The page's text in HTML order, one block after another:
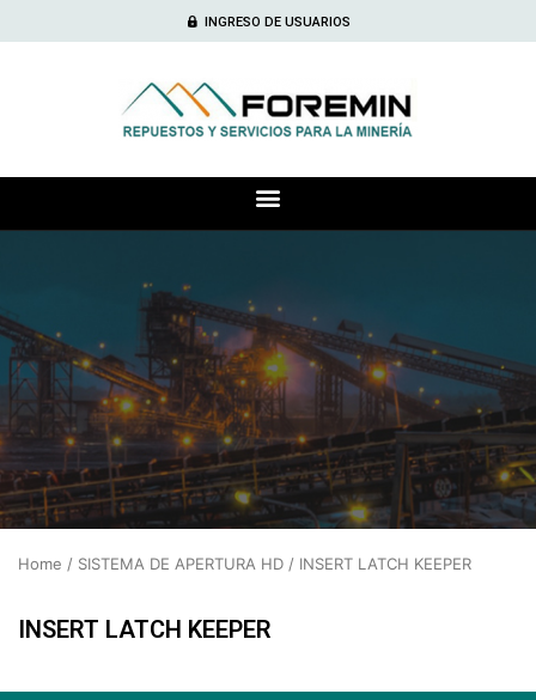
INGRESO DE USUARIOS
Home / SISTEMA DE APERTURA HD / INSERT LATCH KEEPER
INSERT LATCH KEEPER